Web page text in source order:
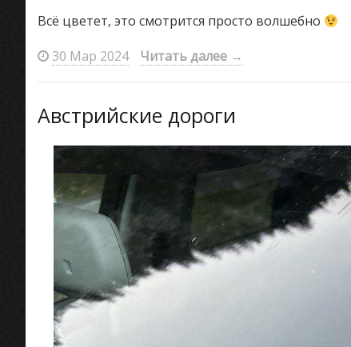
Всё цветет, это смотрится просто волшебно
30 Мар 2024
Читать далее →
Австрийские дороги